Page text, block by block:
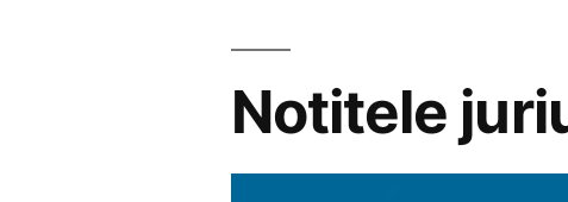
Notitele